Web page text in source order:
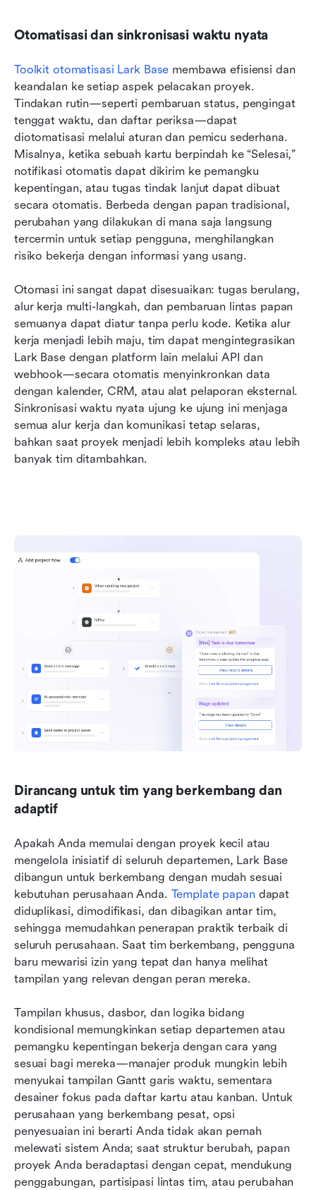
Otomatisasi dan sinkronisasi waktu nyata
Toolkit otomatisasi Lark Base membawa efisiensi dan
keandalan ke setiap aspek pelacakan proyek.
Tindakan rutin—seperti pembaruan status, pengingat
tenggat waktu, dan daftar periksa—dapat
diotomatisasi melalui aturan dan pemicu sederhana.
Misalnya, ketika sebuah kartu berpindah ke “Selesai,”
notifikasi otomatis dapat dikirim ke pemangku
kepentingan, atau tugas tindak lanjut dapat dibuat
secara otomatis. Berbeda dengan papan tradisional,
perubahan yang dilakukan di mana saja langsung
tercermin untuk setiap pengguna, menghilangkan
risiko bekerja dengan informasi yang usang.
Otomasi ini sangat dapat disesuaikan: tugas berulang,
alur kerja multi-langkah, dan pembaruan lintas papan
semuanya dapat diatur tanpa perlu kode. Ketika alur
kerja menjadi lebih maju, tim dapat mengintegrasikan
Lark Base dengan platform lain melalui API dan
webhook—secara otomatis menyinkronkan data
dengan kalender, CRM, atau alat pelaporan eksternal.
Sinkronisasi waktu nyata ujung ke ujung ini menjaga
semua alur kerja dan komunikasi tetap selaras,
bahkan saat proyek menjadi lebih kompleks atau lebih
banyak tim ditambahkan.
Dirancang untuk tim yang berkembang dan
adaptif
Apakah Anda memulai dengan proyek kecil atau
mengelola inisiatif di seluruh departemen, Lark Base
dibangun untuk berkembang dengan mudah sesuai
kebutuhan perusahaan Anda. Template papan dapat
diduplikasi, dimodifikasi, dan dibagikan antar tim,
sehingga memudahkan penerapan praktik terbaik di
seluruh perusahaan. Saat tim berkembang, pengguna
baru mewarisi izin yang tepat dan hanya melihat
tampilan yang relevan dengan peran mereka.
Tampilan khusus, dasbor, dan logika bidang
kondisional memungkinkan setiap departemen atau
pemangku kepentingan bekerja dengan cara yang
sesuai bagi mereka—manajer produk mungkin lebih
menyukai tampilan Gantt garis waktu, sementara
desainer fokus pada daftar kartu atau kanban. Untuk
perusahaan yang berkembang pesat, opsi
penyesuaian ini berarti Anda tidak akan pernah
melewati sistem Anda; saat struktur berubah, papan
proyek Anda beradaptasi dengan cepat, mendukung
penggabungan, partisipasi lintas tim, atau perubahan